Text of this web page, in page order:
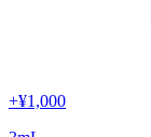
+¥1,000